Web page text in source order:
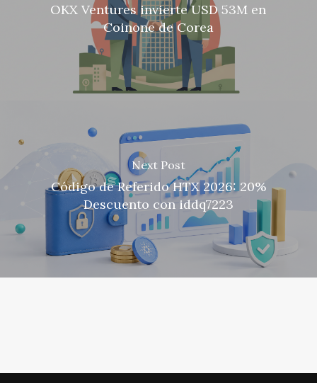
OKX Ventures invierte USD 53M en
Coinone de Corea
Next Post
Código de Referido HTX 2026: 20%
Descuento con iddq7223